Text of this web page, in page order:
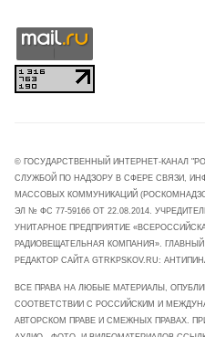
© ГОСУДАРСТВЕННЫЙ ИНТЕРНЕТ-КАНАЛ
СЛУЖБОЙ ПО НАДЗОРУ В СФЕРЕ СВЯЗИ,
МАССОВЫХ КОММУНИКАЦИЙ
ЭЛ № ФС 77-59166 ОТ 22.08.2014.
УНИТАРНОЕ ПРЕДПРИЯТИЕ
РАДИОВЕЩАТЕЛЬНАЯ КОМПАНИЯ».
РЕДАКТОР САЙТА GTRKPSKOV.RU:
ВСЕ ПРАВА НА ЛЮБЫЕ МАТЕРИАЛЫ,
СООТВЕТСТВИИ С РОССИЙСКИМ И
АВТОРСКОМ ПРАВЕ И СМЕЖНЫХ ПРАВАХ.